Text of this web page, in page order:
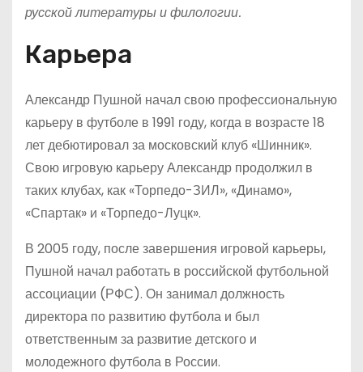
русской литературы и филологии.
Карьера
Александр Пушной начал свою профессиональную
карьеру в футболе в 1991 году, когда в возрасте 18
лет дебютировал за московский клуб «Шинник».
Свою игровую карьеру Александр продолжил в
таких клубах, как «Торпедо-ЗИЛ», «Динамо»,
«Спартак» и «Торпедо-Луцк».
В 2005 году, после завершения игровой карьеры,
Пушной начал работать в российской футбольной
ассоциации (РФС). Он занимал должность
директора по развитию футбола и был
ответственным за развитие детского и
молодежного футбола в России.